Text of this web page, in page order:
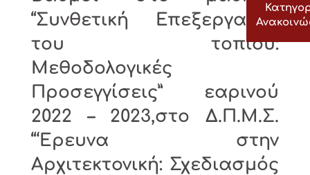
“Συνθετική Επεξεργασία
του τοπίου:
Μεθοδολογικές
Προσεγγίσεις” εαρινού
2022 – 2023,στο Δ.Π.Μ.Σ.
“‘Ερευνα στην
Αρχιτεκτονική: Σχεδιασμός